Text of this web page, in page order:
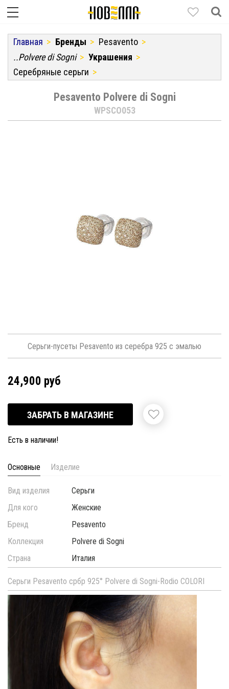
Главная Бренды
Pesavento
..Polvere di Sogni
Украшения
Серебряные серьги
Pesavento Polvere di Sogni
WPSCO053
Серьги-пусеты Pesavento из серебра 925 с эмалью
24,900 руб
ЗАБРАТЬ В МАГАЗИНЕ
Есть в наличии!
Основные Изделие
Вид изделия
Серьги
Для кого
Женские
Бренд
Pesavento
Коллекция
Polvere di Sogni
Страна
Италия
Серьги Pesavento србр 925° Polvere di Sogni-Rodio COLORI